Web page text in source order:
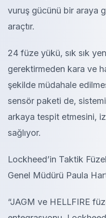
vuruş gücünü bir araya
araçtır.
24 füze yükü, sık sık
gerektirmeden kara ve
şekilde müdahale
sensör paketi de,
arkaya tespit etmesini,
sağlıyor.
Lockheed’in Taktik
Genel Müdürü Paula
“JAGM ve HELLFIRE